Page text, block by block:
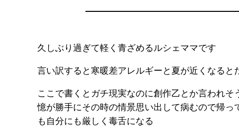
久しぶり過ぎて軽く青ざめるルシェママです
言い訳すると寒暖差アレルギーと夏が近くなると
ここで書くとガチ現実なのに創作乙とか言われ
憶が勝手にその時の情景思い出して病むので帰
も自分にも厳しく毒舌になる